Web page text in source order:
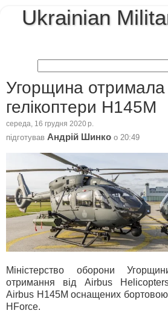
Ukrainian
Угорщина отримала
гелікоптери H145M
середа, 16 грудня 2020 р.
підготував Андрій Шинко о 20:49
Міністерство оборони
отримання від Airbus Helicopters
Airbus H145M оснащених
HForce.